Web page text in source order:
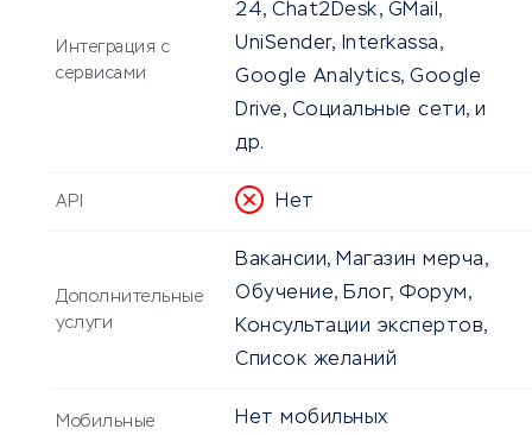
Интеграция с
сервисами
24, Chat2Desk, GMail,
UniSender, Interkassa,
Google Analytics, Google
Drive, Социальные сети, и
др.
API Нет
Дополнительные
услуги
Вакансии, Магазин мерча,
Обучение, Блог, Форум,
Консультации экспертов,
Список желаний
Мобильные
Нет мобильных